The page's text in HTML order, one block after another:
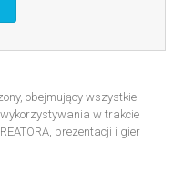
obejmujący wszystkie
w trakcie
prezentacji i gier